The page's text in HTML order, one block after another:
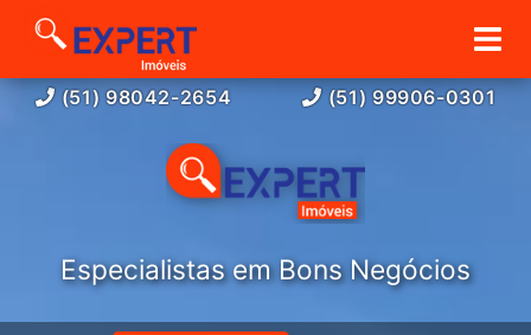
(51) 98042-2654 (51) 99906-0301
Especialistas em Bons Negócios